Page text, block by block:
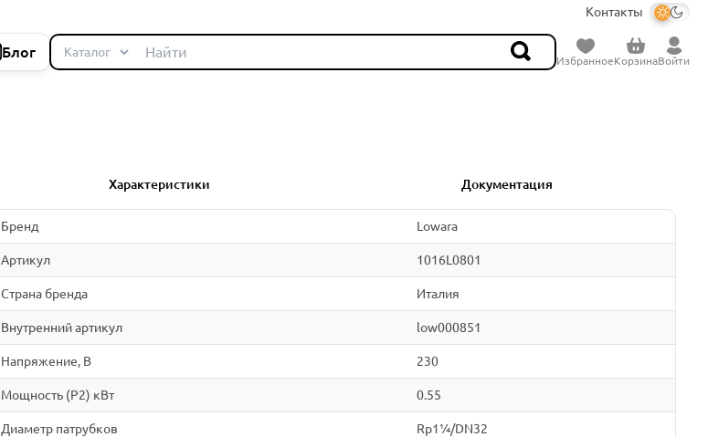
Контакты
Блог
ИзбранноеКорзинаВойти
Характеристики Документация
Бренд Lowara
Артикул 1016L0801
Страна бренда Италия
Внутренний артикул low000851
Напряжение, В 230
Мощность (P2) кВт 0.55
Диаметр патрубков Rp1¼/DN32